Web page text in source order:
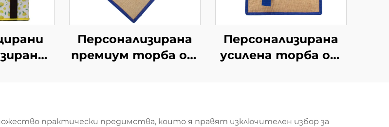
ODM
Персонализирана
премиум торба от
издръжлив плик за
Персонализирана
усилена торба от
по-добра видимост
практически предимства, които я правят изключителен избор за